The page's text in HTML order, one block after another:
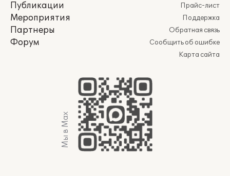
Публикации
Мероприятия
Партнеры
Форум
Прайс-лист
Поддержка
Обратная связь
Сообщить об ошибке
Карта сайта
Мы в Max